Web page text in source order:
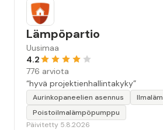
Lämpöpartio
Uusimaa
4.2
776 arviota
“hyvä projektienhallintakyky”
Aurinkopaneelien asennus
Poistoilmalämpöpumppu
Päivitetty 5.8.2026